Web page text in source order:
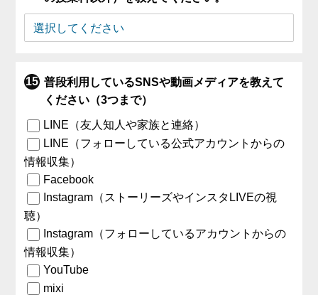
普段利用しているSNSや動画メディアを教えて
ください（3つまで）
LINE（友人知人や家族と連絡）
LINE（フォローしている公式アカウントからの
情報収集）
Facebook
Instagram（ストーリーズやインスタLIVEの視
聴）
Instagram（フォローしているアカウントからの
情報収集）
YouTube
mixi